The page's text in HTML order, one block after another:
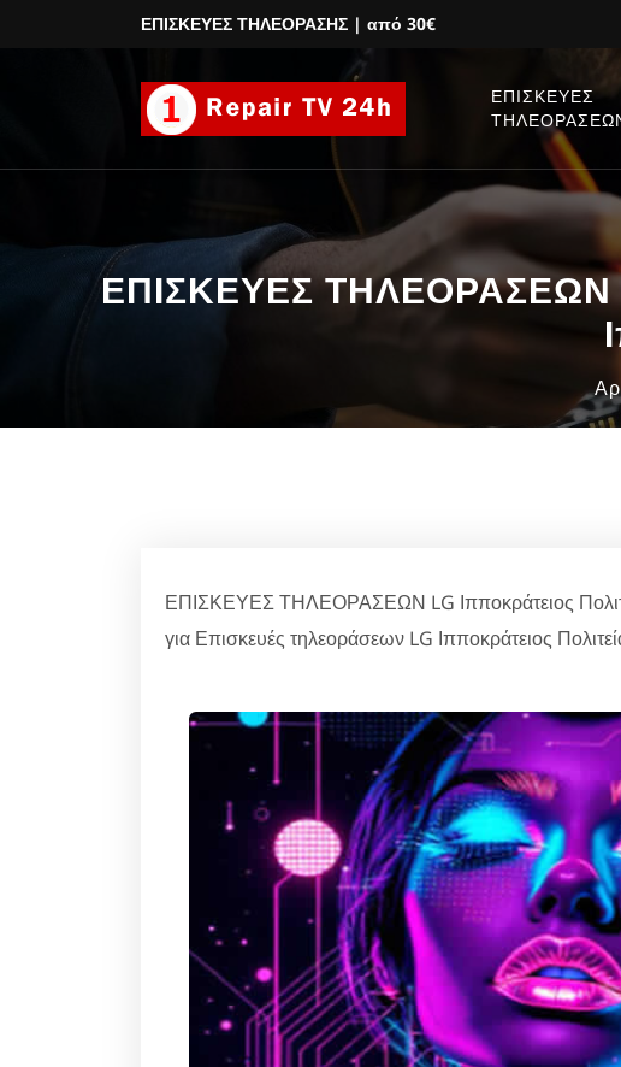
ΕΠΙΣΚΕΥΕΣ ΤΗΛΕΟΡΑΣΗΣ | από 30€
ΕΠΙΣΚΕΥΕΣ
ΕΠΙΣΚΕΥΕΣ ΤΗΛΕΟΡΑΣΕΩΝ
ΕΠΙΣΚΕΥΕΣ ΤΗΛΕΟΡΑΣΕΩΝ LG Ιπποκράτειος
για Επισκευές τηλεοράσεων LG Ιπποκράτειος